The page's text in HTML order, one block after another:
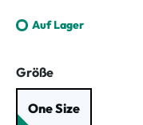
Auf Lager
Größeauswählen
One Size